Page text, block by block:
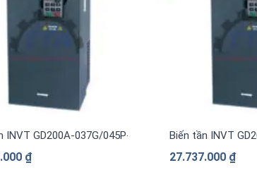
INVT GD200A-037G/045P-4 3 pha 380V
₫
Biến tần INVT
27.737.000 ₫